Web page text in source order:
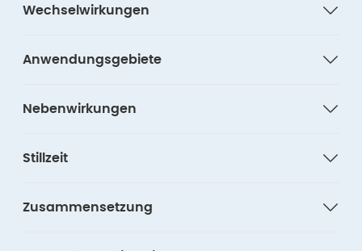
Wechselwirkungen
Anwendungsgebiete
Nebenwirkungen
Stillzeit
Zusammensetzung